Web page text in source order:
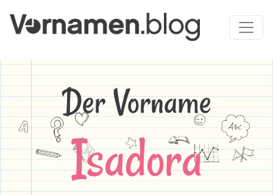
Der Vorname
Isadora